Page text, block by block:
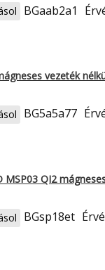
BGaab2a1
vezeték
BG5a5a77
MSP03 QI2
BGsp18et